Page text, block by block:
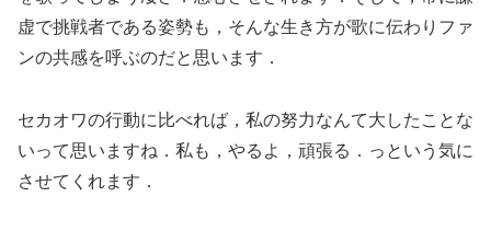
虚で挑戦者である姿勢も，そんな生き方が歌に伝わりファ
ンの共感を呼ぶのだと思います．
セカオワの行動に比べれば，私の努力なんて大したことな
いって思いますね．私も，やるよ，頑張る．っという気に
させてくれます．